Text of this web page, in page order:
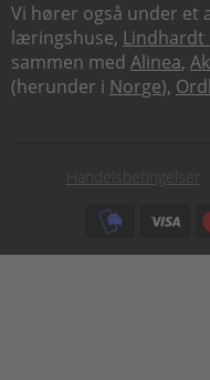
Vi hører også under et
læringshuse, Lindhardt
sammen med Alinea,
(herunder i Norge),
Subfooter
Handelsbetingelser
Subfooter
payment
options